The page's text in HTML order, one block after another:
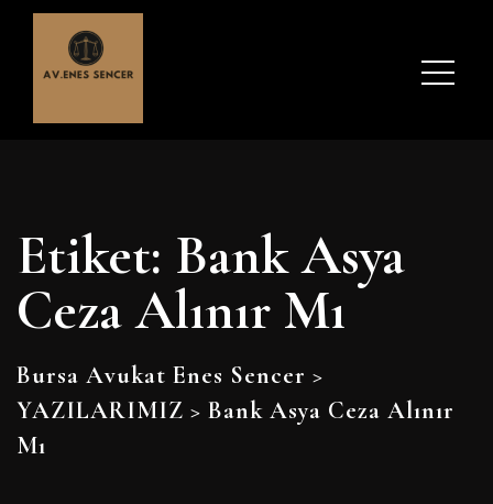
Etiket: Bank Asya
Ceza Alınır Mı
Bursa Avukat Enes Sencer >
YAZILARIMIZ > Bank Asya Ceza Alınır
Mı